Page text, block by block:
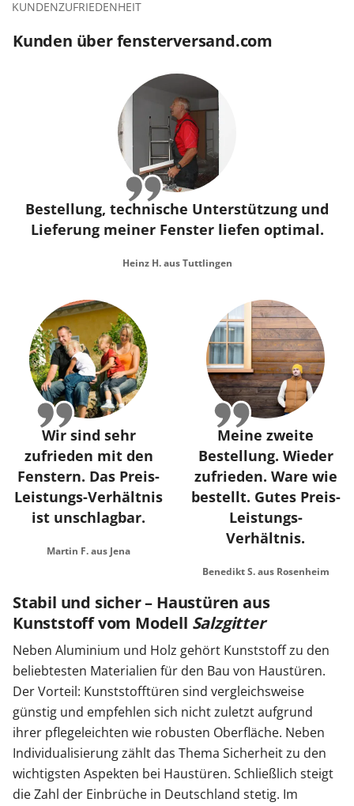
KUNDENZUFRIEDENHEIT
Kunden über fensterversand.com
Bestellung, technische Unterstützung und
Lieferung meiner Fenster liefen optimal.
Heinz H. aus Tuttlingen
Wir sind sehr
zufrieden mit den
Fenstern. Das Preis-
Leistungs-Verhältnis
ist unschlagbar.
Martin F. aus Jena
Meine zweite
Bestellung. Wieder
zufrieden. Ware wie
bestellt. Gutes Preis-
Leistungs-
Verhältnis.
Benedikt S. aus Rosenheim
Stabil und sicher – Haustüren aus
Kunststoff vom Modell Salzgitter
Neben Aluminium und Holz gehört Kunststoff zu den
beliebtesten Materialien für den Bau von Haustüren.
Der Vorteil: Kunststofftüren sind vergleichsweise
günstig und empfehlen sich nicht zuletzt aufgrund
ihrer pflegeleichten wie robusten Oberfläche. Neben
Individualisierung zählt das Thema Sicherheit zu den
wichtigsten Aspekten bei Haustüren. Schließlich steigt
die Zahl der Einbrüche in Deutschland stetig. Im